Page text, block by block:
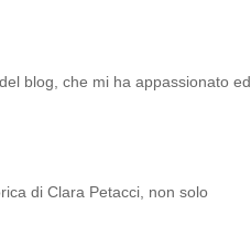
blog, che mi ha appassionato ed
di Clara Petacci, non solo